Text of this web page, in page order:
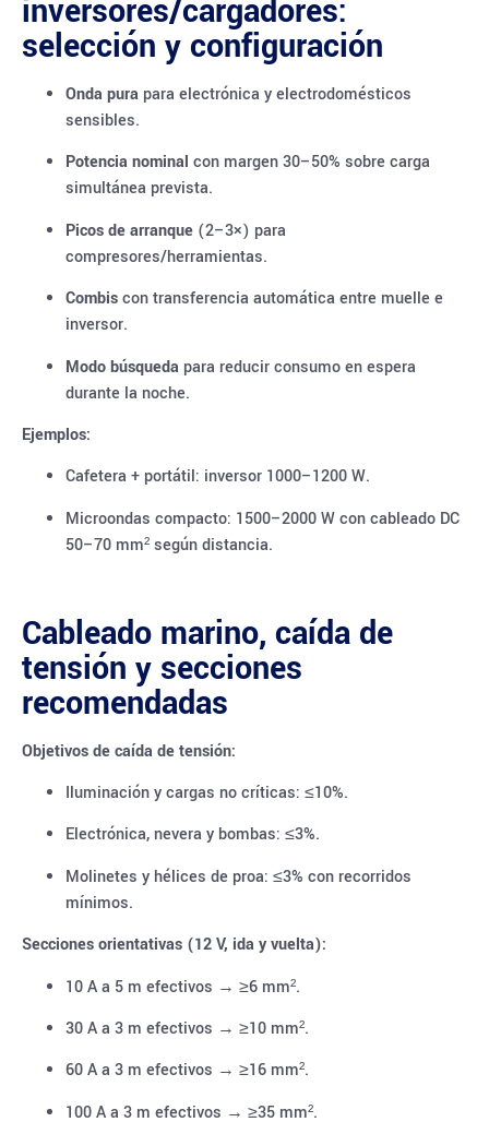
inversores/cargadores:
selección y configuración
Onda pura para electrónica y electrodomésticos
sensibles.
Potencia nominal con margen 30–50% sobre carga
simultánea prevista.
Picos de arranque (2–3×) para
compresores/herramientas.
Combiscon transferencia automática entre muelle e
inversor.
Modo búsqueda para reducir consumo en espera
durante la noche.
Ejemplos:
Cafetera + portátil: inversor 1000–1200 W.
Microondas compacto: 1500–2000 W con cableado DC
50–70 mm² según distancia.
Cableado marino, caída de
tensión y secciones
recomendadas
Objetivos de caída de tensión:
Iluminación y cargas no críticas: ≤10%.
Electrónica, nevera y bombas: ≤3%.
Molinetes y hélices de proa: ≤3% con recorridos
mínimos.
Secciones orientativas (12 V, ida y vuelta):
10 A a 5 m efectivos → ≥6 mm².
30 A a 3 m efectivos → ≥10 mm².
60 A a 3 m efectivos → ≥16 mm².
100 A a 3 m efectivos → ≥35 mm².